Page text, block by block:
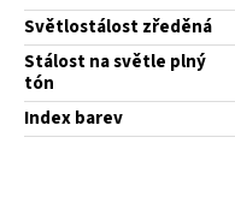
Světlostálost zředěná
Stálost na světle plný
tón
Index barev